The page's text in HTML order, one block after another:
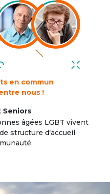
en commun
nous !
Seniors
âgées LGBT vivent
structure d'accueil